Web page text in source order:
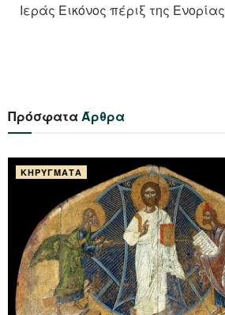
Ιεράς Εικόνος πέριξ της Ενορίας
ΠρόσφαταΆρθρα
ΚΗΡΎΓΜΑΤΑ